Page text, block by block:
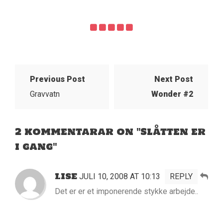
Previous Post
Gravvatn
Next Post
Wonder #2
2 kommentarar on "Slåtten er
i gang"
LISE JULI 10, 2008 AT 10:13
REPLY
Det er er et imponerende stykke arbejde..